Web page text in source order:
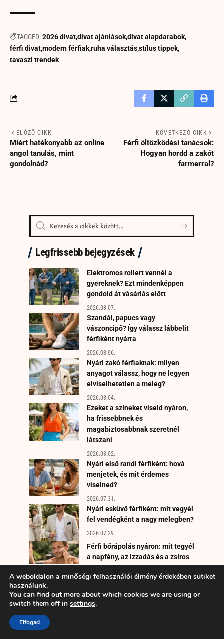
TAGGED:2026 divatdivat ajánlásokdivat alapdarabok
férfi divatmodern férfiakruha választásstílus tippek
tavaszi trendek
ELŐZŐ CIKK
Miért hatékonyabb az online
angol tanulás, mint
gondolnád?
KÖVETKEZŐ CIKK
Férfi öltözködési tanácsok:
Hogyan hordd a zakót
farmerral?
Legfrissebb bejegyzések
Elektromos rollert vennél a
gyereknek? Ezt mindenképpen
gondold át vásárlás előtt
2026.08.07.
Szandál, papucs vagy
vászoncipő? Így válassz lábbelit
férfiként nyárra
2026.08.06.
Nyári zakó férfiaknak: milyen
anyagot válassz, hogy ne legyen
elviselhetetlen a meleg?
2026.08.04.
Ezeket a színeket viseld nyáron,
ha frissebbnek és
magabiztosabbnak szeretnél
látszani
2026.08.02.
Nyári első randi férfiként: hová
menjetek, és mit érdemes
viselned?
2026.07.31.
Nyári esküvő férfiként: mit vegyél
fel vendégként a nagy melegben?
2026.07.29.
Férfi bőrápolás nyáron: mit tegyél
a napfény, az izzadás és a zsíros
bőr ellen?
2026.07.27.
Hogyan kezdeményezz
természetesen egy nyári
A weboldalon a minőségi felhasználói élmény érdekében sütiket
használunk.
You can find out more about which cookies we are using or
switch them off in settings.
Elfogad